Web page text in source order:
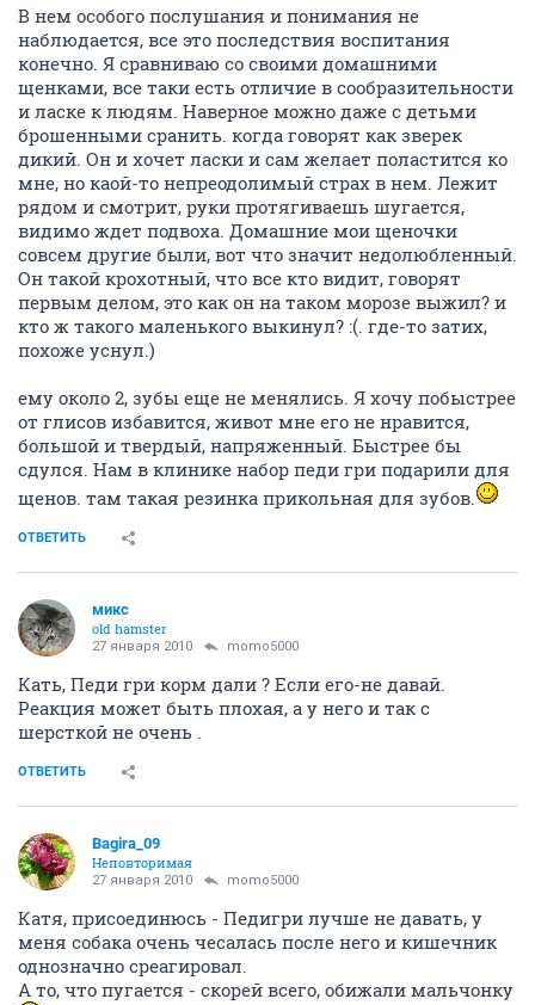
В нем особого послушания и понимания не
наблюдается, все это последствия воспитания
конечно. Я сравниваю со своими домашними
щенками, все таки есть отличие в сообразительности
и ласке к людям. Наверное можно даже с детьми
брошенными сранить. когда говорят как зверек
дикий. Он и хочет ласки и сам желает поластится ко
мне, но каой-то непреодолимый страх в нем. Лежит
рядом и смотрит, руки протягиваешь шугается,
видимо ждет подвоха. Домашние мои щеночки
совсем другие были, вот что значит недолюбленный.
Он такой крохотный, что все кто видит, говорят
первым делом, это как он на таком морозе выжил? и
кто ж такого маленького выкинул? :(. где-то затих,
похоже уснул.)
ему около 2, зубы еще не менялись. Я хочу побыстрее
от глисов избавится, живот мне его не нравится,
большой и твердый, напряженный. Быстрее бы
сдулся. Нам в клинике набор педи гри подарили для
щенов. там такая резинка прикольная для зубов.
ОТВЕТИТЬ
микс
old hamster
27 января 2010 momo5000
Кать, Педи гри корм дали ? Если его-не давай.
Реакция может быть плохая, а у него и так с
шерсткой не очень .
ОТВЕТИТЬ
Bagira_09
Неповторимая
27 января 2010 momo5000
Катя, присоединюсь - Педигри лучше не давать, у
меня собака очень чесалась после него и кишечник
однозначно среагировал.
А то, что пугается - скорей всего, обижали мальчонку